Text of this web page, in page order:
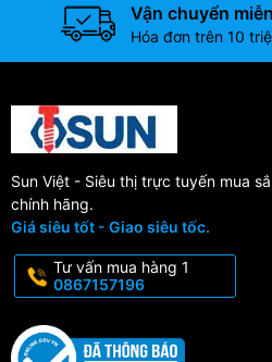
Vận chuyển
Hóa đơn trên 10
Sun Việt - Siêu thị trực tuyến mua
chính hãng.
Giá siêu tốt - Giao siêu tốc.
Tư vấn mua hàng 1
0867157196